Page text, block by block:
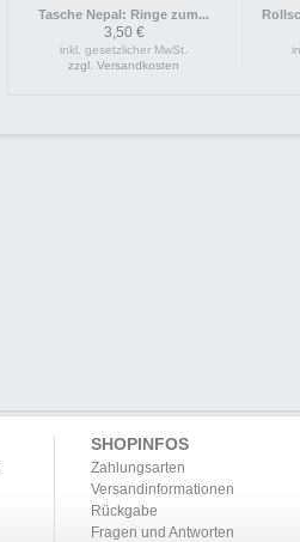
Tasche Nepal: Ringe zum...
3,50 €
inkl. gesetzlicher MwSt.
zzgl. Versandkosten
SHOPINFOS
Zahlungsarten
Versandinformationen
Rückgabe
Fragen und Antworten